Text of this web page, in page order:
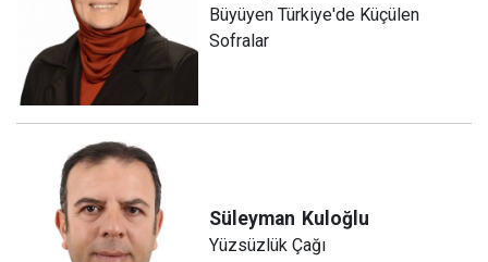
Büyüyen Türkiye'de Küçülen
Sofralar
Süleyman Kuloğlu
Yüzsüzlük Çağı